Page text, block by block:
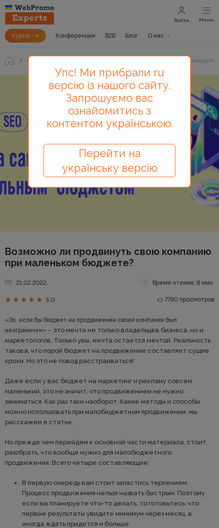
Курсы Конференции B2B Блог О нас
Войти Меню
Блог Возможно ли продвинуть свою компанию при
Возможно ли продвинуть свою компанию
при маленьком бюджете?
21.02.2022 Время чтения: 8 мин.
5.0 7780 просмотров
«Эх, если бы бюджет на продвижение своей компании был
неограничен» – это мечта не только владельцев бизнеса, но и
маркетологов. Только увы, мечта остается мечтой. Реальность
такова, что порой бюджет на продвижение составляет сущие
крохи. Но это не повод расстраиваться!
Даже если у вас бюджет на маркетинг и рекламу совсем
маленький, это не значит, что продвижением не нужно
заниматься. Как раз таки наоборот. Какие методы и способы
можно использовать при малобюджетном продвижении, мы
расскажем в статье.
Но прежде чем перейдем к основной части материала, стоит
разобрать, что вообще нужно для малобюджетного
продвижения. Всего четыре составляющие:
В первую очередь вам стоит запастись терпением.
Процесс продвижения нельзя назвать быстрым. Поэтому
если вы планируете что-то делать, то готовьтесь, что
первые результаты увидите минимум через месяц, а
иногда ждать придется и больше.
Упс! Ми прибрали ru
версію із нашого сайту.
Запрошуємо вас
ознайомитись з
контентом українською.
Перейти на
українську версію